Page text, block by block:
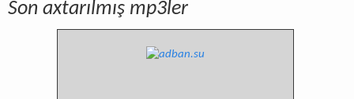
Son axtarılmış mp3ler